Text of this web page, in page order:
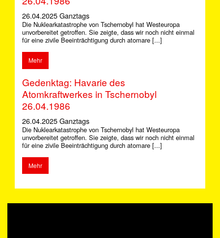
26.04.2025 Ganztags
Die Nuklearkatastrophe von Tschernobyl hat Westeuropa
unvorbereitet getroffen. Sie zeigte, dass wir noch nicht einmal
für eine zivile Beeinträchtigung durch atomare [...]
Mehr
Gedenktag: Havarie des
Atomkraftwerkes in Tschernobyl
26.04.1986
26.04.2025 Ganztags
Die Nuklearkatastrophe von Tschernobyl hat Westeuropa
unvorbereitet getroffen. Sie zeigte, dass wir noch nicht einmal
für eine zivile Beeinträchtigung durch atomare [...]
Mehr